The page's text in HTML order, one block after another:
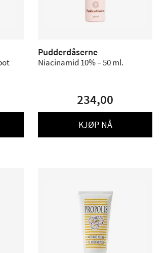
Pudderdåserne
Niacinamid 10% – 50 ml.
234,00
KJØP NÅ